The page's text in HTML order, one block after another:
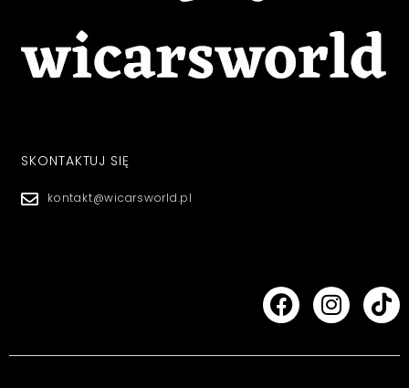
SKONTAKTUJ SIĘ
kontakt@wicarsworld.pl